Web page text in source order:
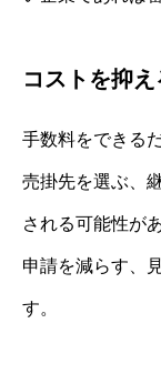
コストを抑
手数料をできる
売掛先を選ぶ、
される可能性が
申請を減らす、
す。